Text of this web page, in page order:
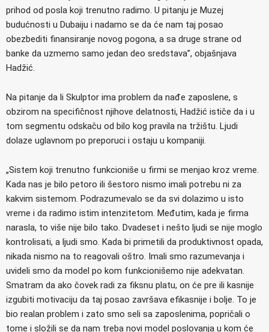
prihod od posla koji trenutno radimo. U pitanju je Muzej
budućnosti u Dubaiju i nadamo se da će nam taj posao
obezbediti finansiranje novog pogona, a sa druge strane od
banke da uzmemo samo jedan deo sredstava”, objašnjava
Hadžić.
Na pitanje da li Skulptor ima problem da nađe zaposlene, s
obzirom na specifičnost njihove delatnosti, Hadžić ističe da i u
tom segmentu odskaču od bilo kog pravila na tržištu. Ljudi
dolaze uglavnom po preporuci i ostaju u kompaniji.
„Sistem koji trenutno funkcioniše u firmi se menjao kroz vreme.
Kada nas je bilo petoro ili šestoro nismo imali potrebu ni za
kakvim sistemom. Podrazumevalo se da svi dolazimo u isto
vreme i da radimo istim intenzitetom. Međutim, kada je firma
narasla, to više nije bilo tako. Dvadeset i nešto ljudi se nije moglo
kontrolisati, a ljudi smo. Kada bi primetili da produktivnost opada,
nikada nismo na to reagovali oštro. Imali smo razumevanja i
uvideli smo da model po kom funkcionišemo nije adekvatan.
Smatram da ako čovek radi za fiksnu platu, on će pre ili kasnije
izgubiti motivaciju da taj posao završava efikasnije i bolje. To je
bio realan problem i zato smo seli sa zaposlenima, popričali o
tome i složili se da nam treba novi model poslovanja u kom će